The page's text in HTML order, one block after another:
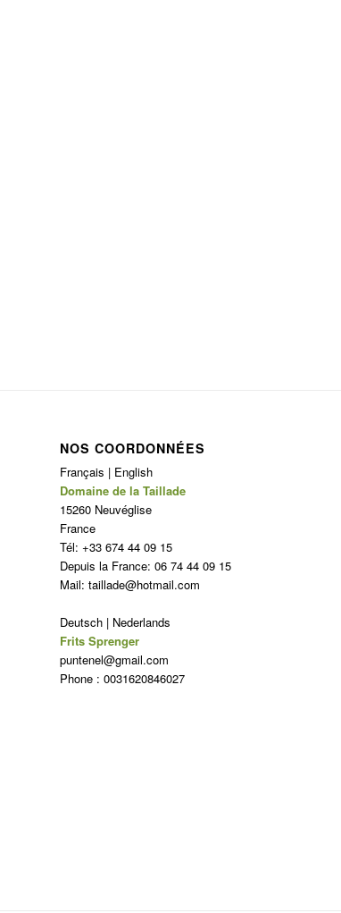
NOS COORDONNÉES
Français | English
Domaine de la Taillade
15260 Neuvéglise
France
Tél: +33 674 44 09 15
Depuis la France: 06 74 44 09 15
Mail: taillade@hotmail.com
Deutsch | Nederlands
Frits Sprenger
puntenel@gmail.com
Phone : 0031620846027